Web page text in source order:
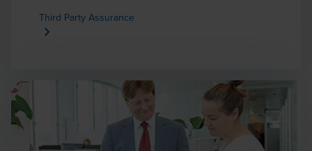
Third Party Assurance